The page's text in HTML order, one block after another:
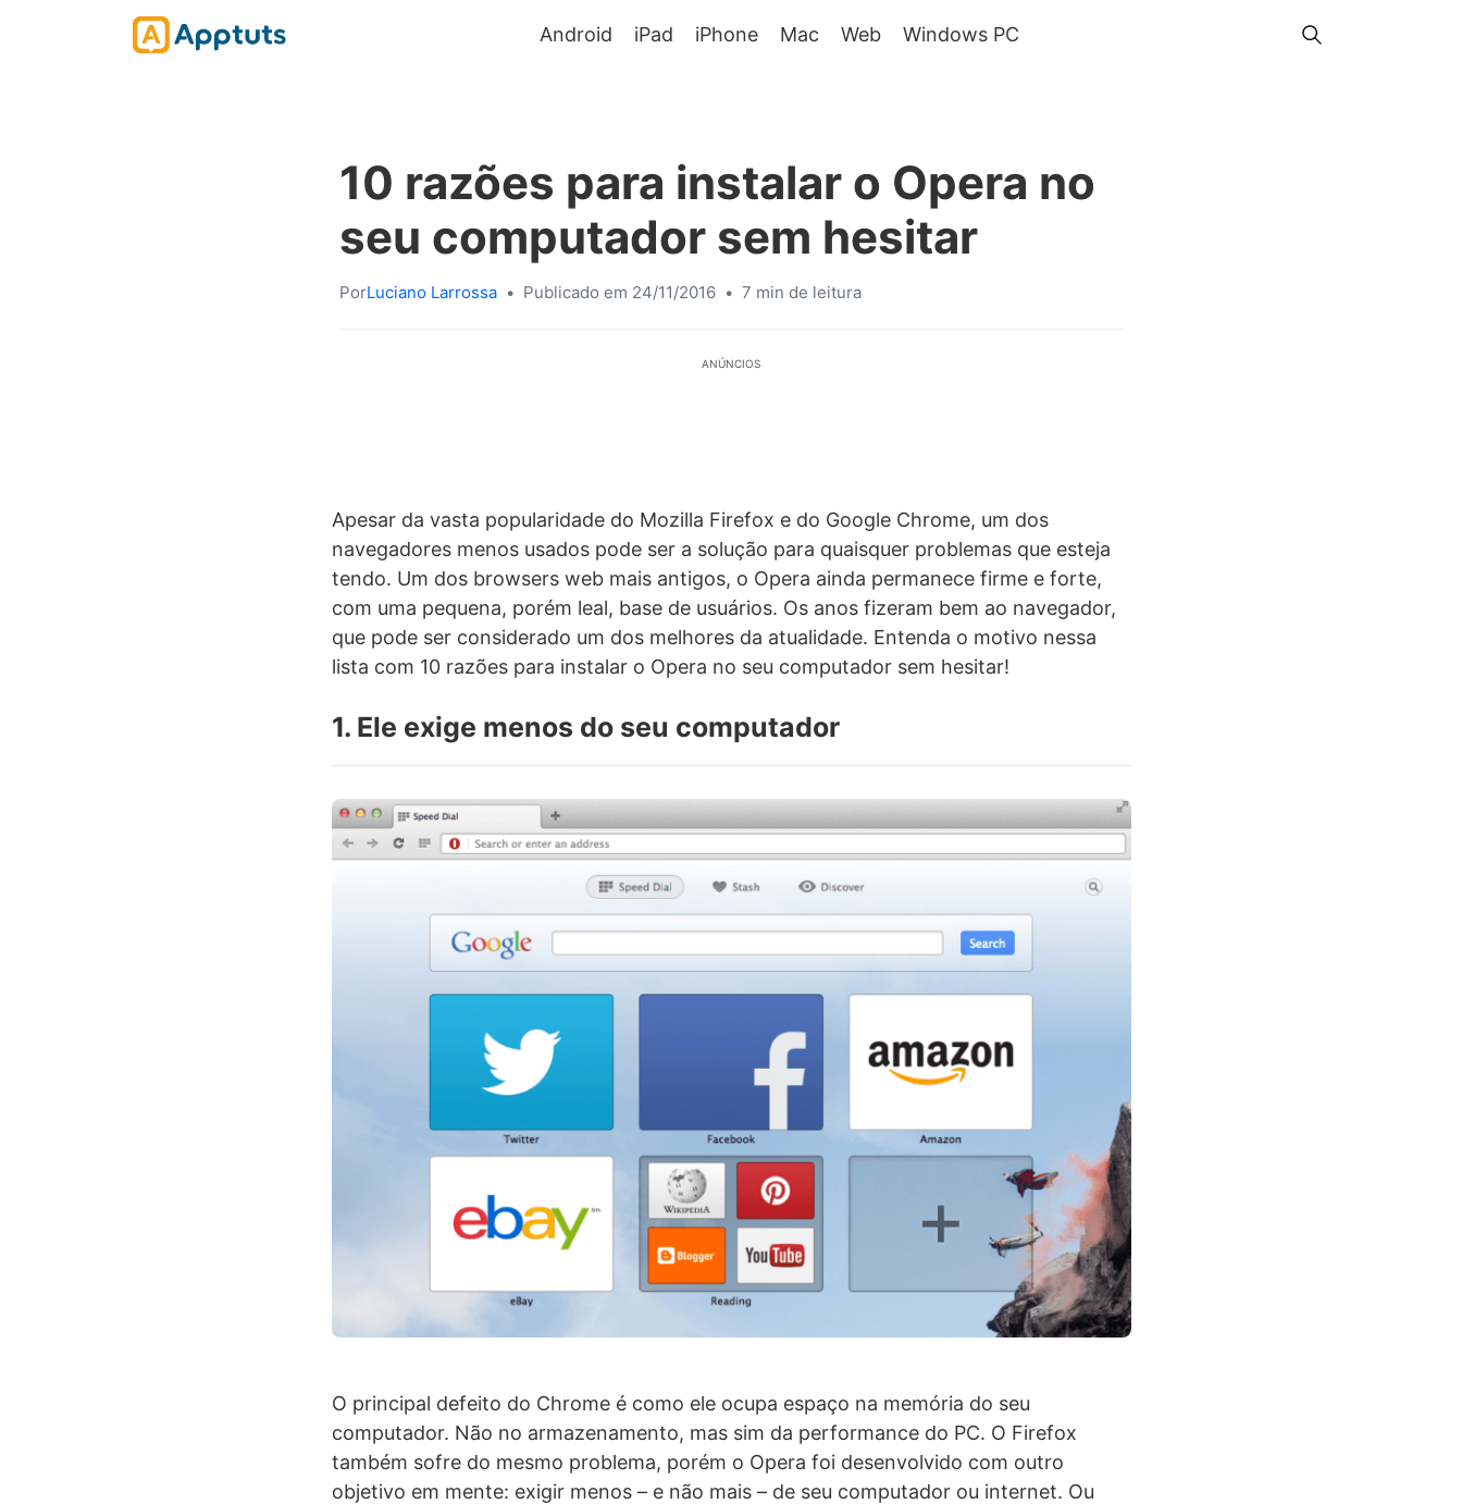
Android iPad iPhone Mac Web Windows PC
10 razões para instalar o Opera no
seu computador sem hesitar
PorLuciano Larrossa • Publicado em 24/11/2016 • 7 min de leitura
ANÚNCIOS
Apesar da vasta popularidade do Mozilla Firefox e do Google Chrome, um dos
navegadores menos usados pode ser a solução para quaisquer problemas que esteja
tendo. Um dos browsers web mais antigos, o Opera ainda permanece firme e forte,
com uma pequena, porém leal, base de usuários. Os anos fizeram bem ao navegador,
que pode ser considerado um dos melhores da atualidade. Entenda o motivo nessa
lista com 10 razões para instalar o Opera no seu computador sem hesitar!
1. Ele exige menos do seu computador
O principal defeito do Chrome é como ele ocupa espaço na memória do seu
computador. Não no armazenamento, mas sim da performance do PC. O Firefox
também sofre do mesmo problema, porém o Opera foi desenvolvido com outro
objetivo em mente: exigir menos – e não mais – de seu computador ou internet. Ou